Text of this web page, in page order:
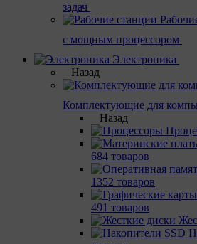
задач
с мощным процессором
Электроника
Назад
Комплектующие для
Назад
684 товаров
1352 товаров
491 товаров